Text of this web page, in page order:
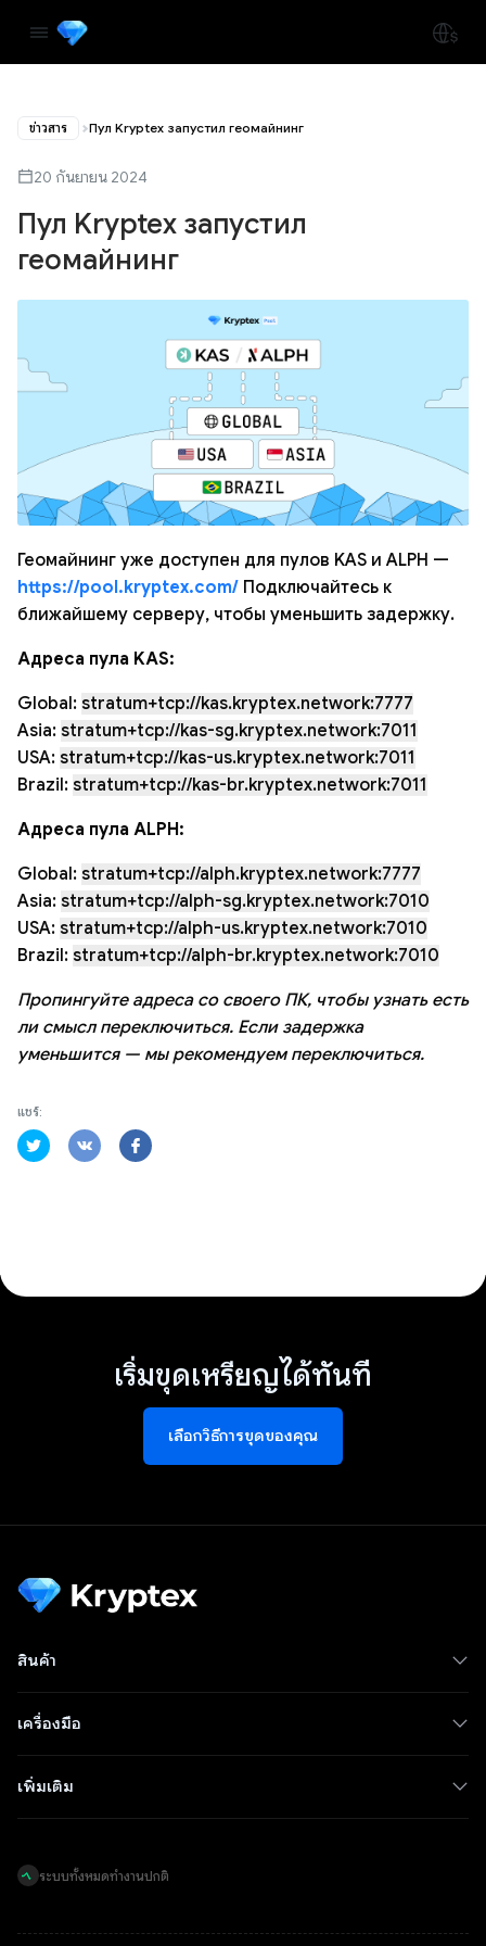
ข่าวสาร Пул Kryptex запустил геомайнинг
20 กันยายน 2024
Пул Kryptex запустил
геомайнинг
Геомайнинг уже доступен для пулов KAS и ALPH —
https://pool.kryptex.com/ Подключайтесь к
ближайшему серверу, чтобы уменьшить задержку.
Адреса пула KAS:
Global: stratum+tcp://kas.kryptex.network:7777
Asia: stratum+tcp://kas-sg.kryptex.network:7011
USA: stratum+tcp://kas-us.kryptex.network:7011
Brazil: stratum+tcp://kas-br.kryptex.network:7011
Адреса пула ALPH:
Global: stratum+tcp://alph.kryptex.network:7777
Asia: stratum+tcp://alph-sg.kryptex.network:7010
USA: stratum+tcp://alph-us.kryptex.network:7010
Brazil: stratum+tcp://alph-br.kryptex.network:7010
Пропингуйте адреса со своего ПК, чтобы узнать есть
ли смысл переключиться. Если задержка
уменьшится — мы рекомендуем переключиться.
แชร์:
เริ่มขุดเหรียญได้ทันที
เลือกวิธีการขุดของคุณ
สินค้า
เครื่องมือ
เพิ่มเติม
ระบบทั้งหมดทำงานปกติ